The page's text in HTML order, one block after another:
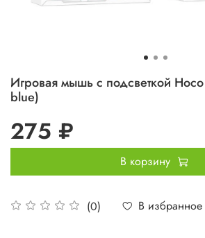
Игровая мышь с подсветкой
blue)
(0) В избранное
275 ₽
В корзину